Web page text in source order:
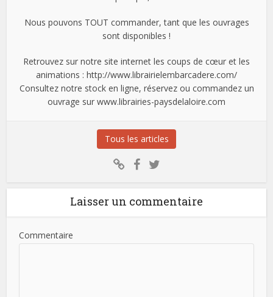
Nous pouvons TOUT commander, tant que les ouvrages
sont disponibles !
Retrouvez sur notre site internet les coups de cœur et les
animations : http://www.librairielembarcadere.com/
Consultez notre stock en ligne, réservez ou commandez un
ouvrage sur www.librairies-paysdelaloire.com
Tous les articles
Laisser un commentaire
Commentaire